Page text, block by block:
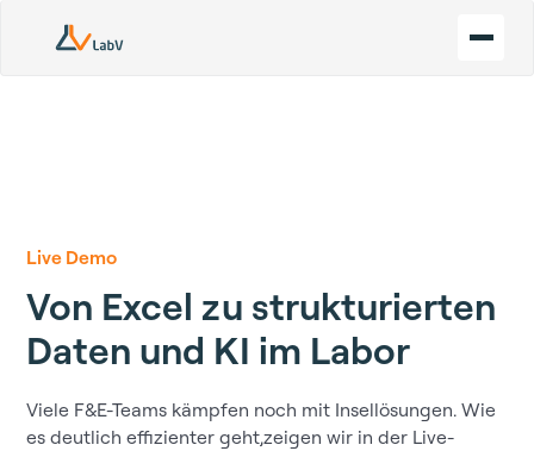
Live Demo
Von Excel zu strukturierten
Daten und KI im Labor
Viele F&E-Teams kämpfen noch mit Insellösungen. Wie
es deutlich effizienter geht,zeigen wir in der Live-